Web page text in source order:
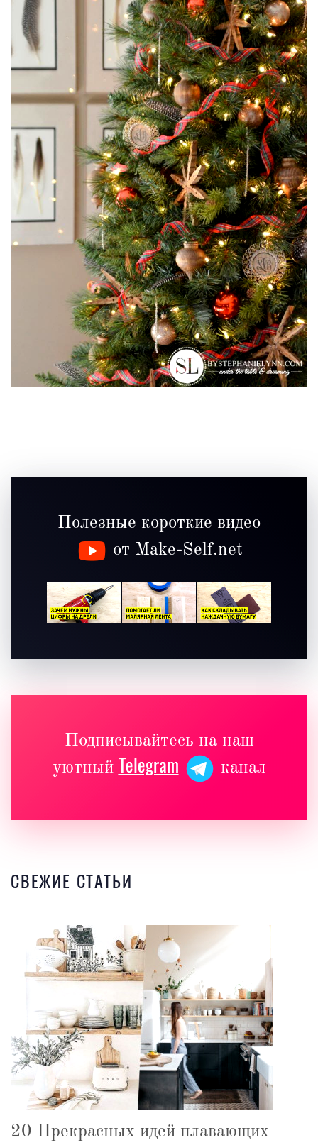
Полезные короткие видео
от Make-Self.net
Подписывайтесь на наш
уютный Telegram канал
СВЕЖИЕ СТАТЬИ
20 Прекрасных идей плавающих